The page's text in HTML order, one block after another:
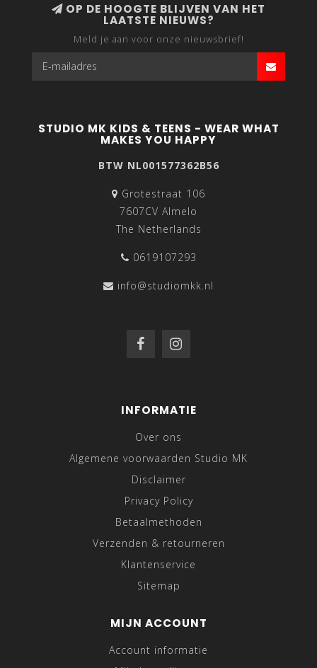
OP DE HOOGTE BLIJVEN VAN HET
LAATSTE NIEUWS?
Meld je aan voor onze nieuwsbrief!
STUDIO MK KIDS & TEENS - WEAR WHAT
MAKES YOU HAPPY
BTW NL001577362B56
Grotestraat 106
7607CV Almelo
The Netherlands
0619107293
info@studiomkk.nl
INFORMATIE
Over ons
Algemene voorwaarden Studio MK
Disclaimer
Privacy Policy
Betaalmethoden
Verzenden & retourneren
Klantenservice
Sitemap
MIJN ACCOUNT
Account informatie